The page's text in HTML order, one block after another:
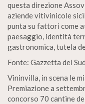
questa direzione
aziende vitivinicole
punta su fattori come
paesaggio, identità
gastronomica, tutela
Fonte: Gazzetta del
Vininvilla, in scena le
Premiazione a
concorso 70 cantine